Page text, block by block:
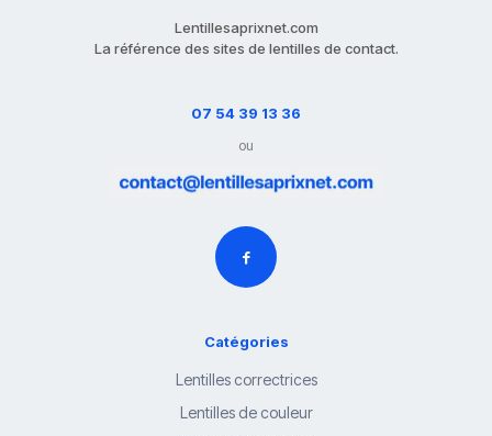
Lentillesaprixnet.com
La référence des sites de lentilles de contact.
07 54 39 13 36
ou
Catégories
Lentilles correctrices
Lentilles de couleur